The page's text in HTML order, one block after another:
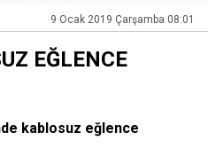
9 Ocak 2019 Çarşamba 08:01
EĞLENCE
kablosuz eğlence